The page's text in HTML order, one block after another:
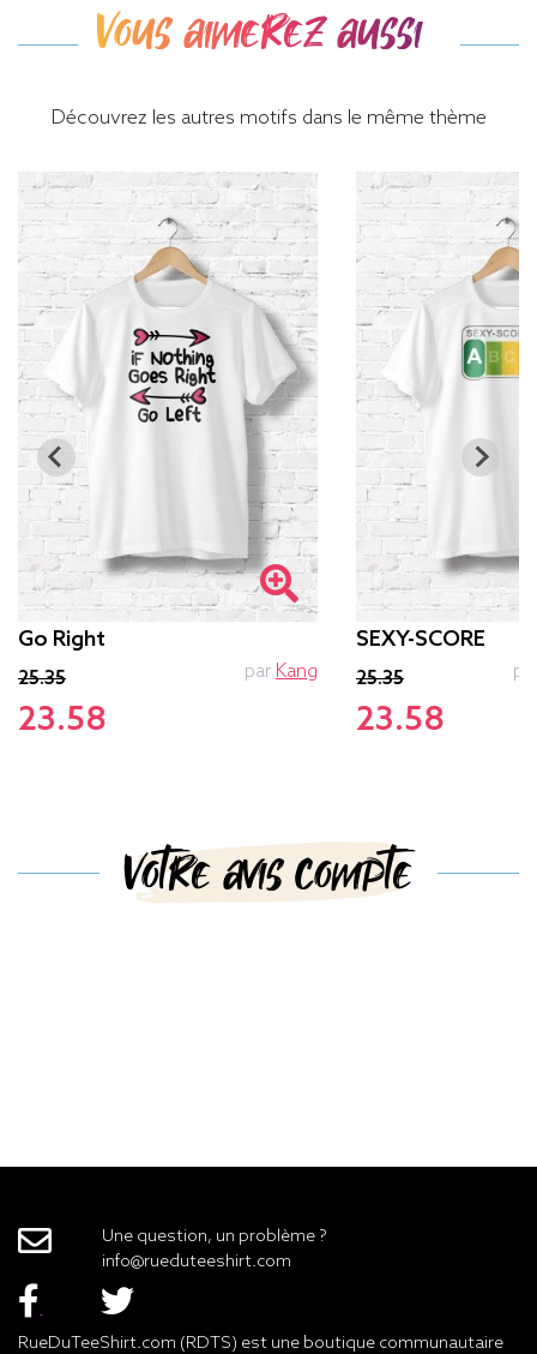
Vous aimerez aussi
Découvrez les autres motifs dans le même thème
Go Right
25.35
23.58
par Kang
SEXY-SCORE
25.35
23.58
Votre avis compte
Une question, un problème ?
info@rueduteeshirt.com
RueDuTeeShirt.com (RDTS) est une boutique communautaire